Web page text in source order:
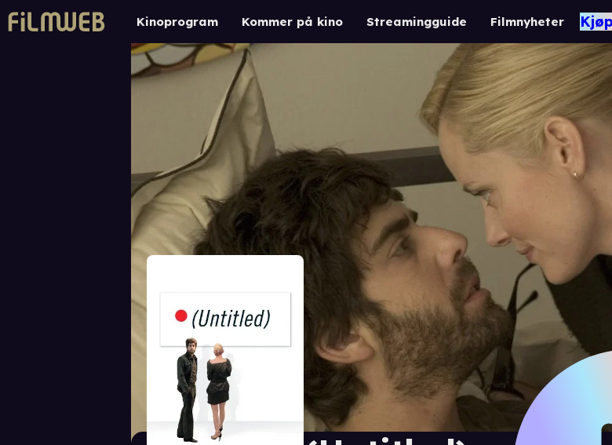
Kinoprogram Kommer på kino Streamingguide Filmnyheter